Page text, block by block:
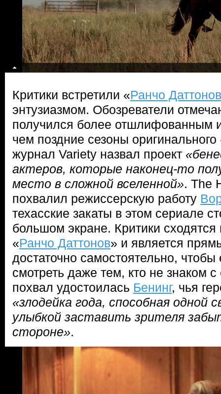
Критики встретили «Ранчо Даттонов
энтузиазмом. Обозреватели
получился более отшлифованным
чем поздние сезоны оригинального
журнал Variety назвал проект
актеров, которые наконец-то
место в сложной вселенной». The
похвалил режиссерскую работу
техасские закаты в этом сериале
большом экране. Критики сходятся
«Ранчо Даттонов» и является
достаточно самостоятельно,
смотреть даже тем, кто не знаком
похвал удостоилась Бенинг, чья
«злодейка года, способная одной
улыбкой заставить зрителя
стороне».